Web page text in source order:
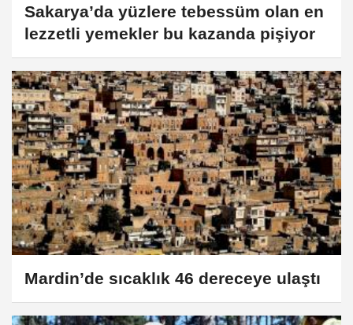
Sakarya’da yüzlere tebessüm olan en
lezzetli yemekler bu kazanda pişiyor
Mardin’de sıcaklık 46 dereceye ulaştı